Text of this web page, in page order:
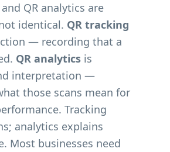
QR analytics are
identical. QR tracking
— recording that a
QR analytics is
interpretation —
those scans mean for
Tracking
analytics explains
Most businesses need